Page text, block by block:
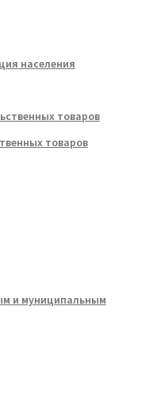
населения
товаров
товаров
и муниципальным